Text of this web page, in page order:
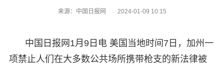
来源：中国日报网 2024-01-09 10:15
中国日报网1月9日电 美国当地时间7日，加州一
项禁止人们在大多数公共场所携带枪支的新法律被